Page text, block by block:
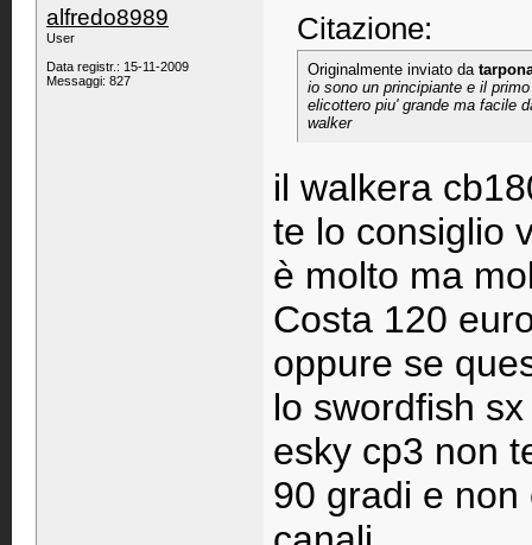
alfredo8989
User
Data registr.: 15-11-2009
Messaggi: 827
Citazione:
Originalmente inviato da
io sono un principiante e il
elicottero piu' grande ma facile
walker
il walkera
te lo consiglio
è molto ma
Costa 120
oppure se
lo swordfish
esky cp3 non
90 gradi e